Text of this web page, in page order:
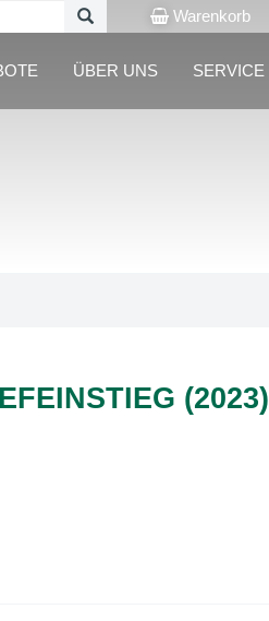
Warenkorb
ÜBER UNS SERVICE
(2023)